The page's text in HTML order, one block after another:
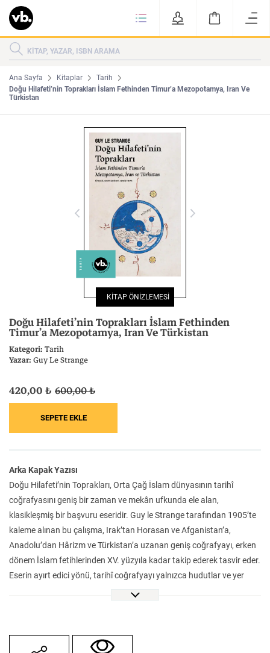
KATEGORİLER
Felsefe Kesişimler
İnsan ve Toplum
KİTAPLAR
ÇOK SATANLAR
HAKKIMIZDA
GİZLİLİK POLİTİKASI
BİZE ULAŞIN
YAZAR BAŞVURUSU
Ana Sayfa Kitaplar
Tarih
Doğu Hilafeti’nin Toprakları İslam Fethinden Timur’a Mezopotamya, Iran Ve
Türkistan
KİTAP ÖNİZLEMESİ
Doğu Hilafeti’nin Toprakları İslam Fethinden
Timur’a Mezopotamya, Iran Ve Türkistan
Kategori:Tarih
Yazar:Guy Le Strange
Arka Kapak Yazısı
Doğu Hilafeti’nin Toprakları, Orta Çağ İslam dünyasının tarihî
coğrafyasını geniş bir zaman ve mekân ufkunda ele alan,
klasikleşmiş bir başvuru eseridir. Guy le Strange tarafından 1905’te
kaleme alınan bu çalışma, Irak’tan Horasan ve Afganistan’a,
Anadolu’dan Hârizm ve Türkistan’a uzanan geniş coğrafyayı, erken
dönem İslam fetihlerinden XV. yüzyıla kadar takip ederek tasvir eder.
Eserin ayırt edici yönü, tarihî coğrafyayı yalnızca hudutlar ve yer
adlarıyla sınırlamayıp, insan faaliyetleriyle iç içe geçmiş canlı bir
coğrafyacılarının eserleri; Hâfız-ı Ebrû, Yezdî ve Ebü’l-Fidâ gibi
tarihçilerin rivayetleri; İbn Cübeyr ve İbn Battûta gibi seyyahların
420,00 ₺ 600,00 ₺